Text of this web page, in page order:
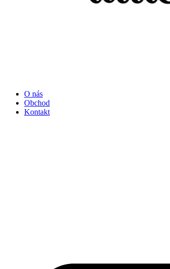
O nás
Obchod
Kontakt